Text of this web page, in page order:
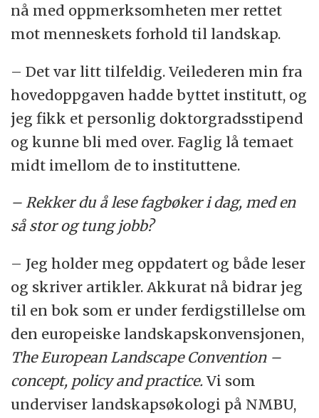
nå med oppmerksomheten mer rettet
mot menneskets forhold til landskap.
– Det var litt tilfeldig. Veilederen min fra
hovedoppgaven hadde byttet institutt, og
jeg fikk et personlig doktorgradsstipend
og kunne bli med over. Faglig lå temaet
midt imellom de to instituttene.
– Rekker du å lese fagbøker i dag, med en
så stor og tung jobb?
– Jeg holder meg oppdatert og både leser
og skriver artikler. Akkurat nå bidrar jeg
til en bok som er under ferdigstillelse om
den europeiske landskapskonvensjonen,
The European Landscape Convention –
concept, policy and practice.Vi som
underviser landskapsøkologi på NMBU,